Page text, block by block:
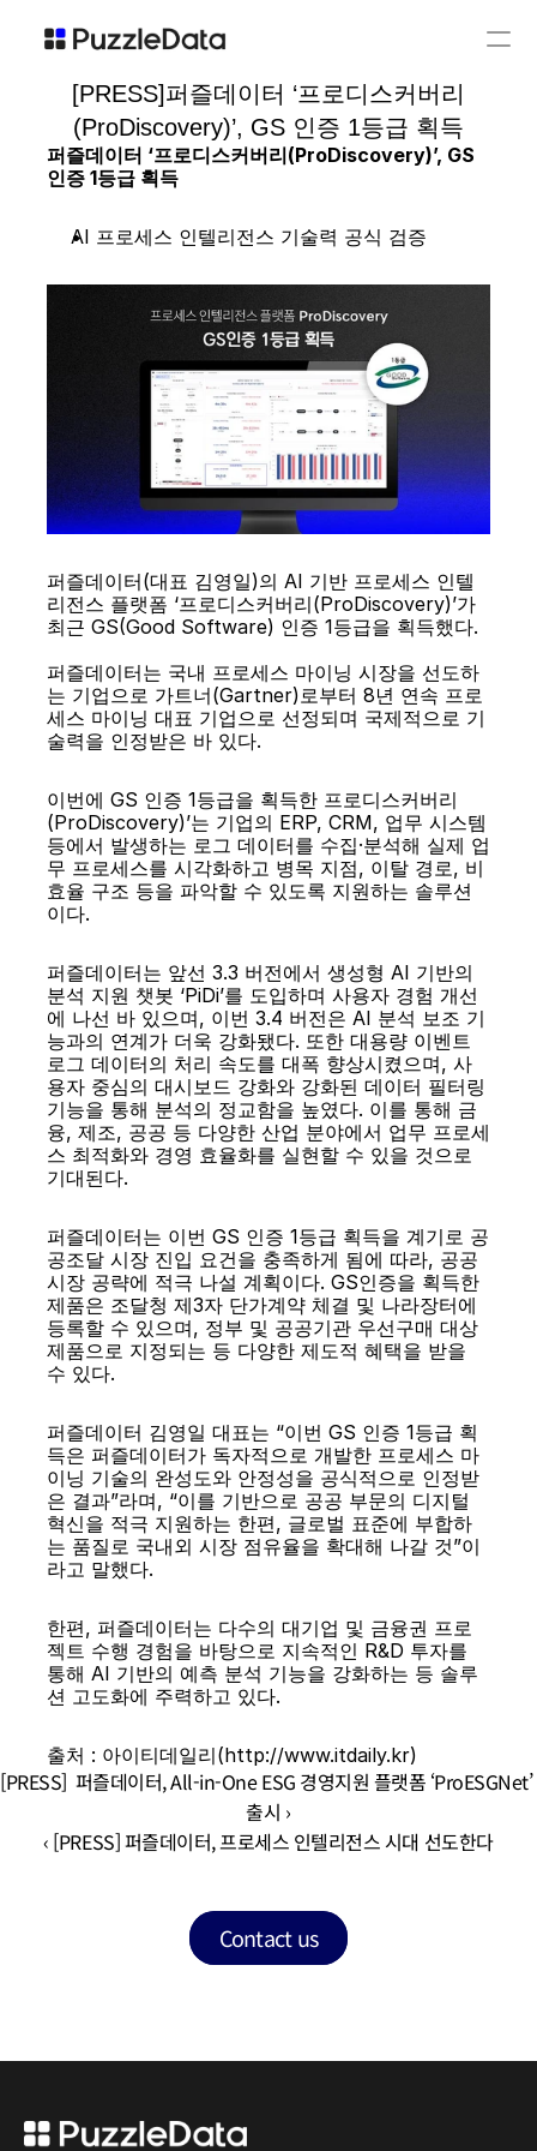
Customers
제품 특징
제품 특징
제품 특징
지속가능 경영이
리소스 센터
아카데미
Contact us
[PRESS]퍼즐데이터 ‘프로디스커버리
(ProDiscovery)’, GS 인증 1등급 획득
퍼즐데이터 ‘프로디스커버리(ProDiscovery)’, GS
인증 1등급 획득
AI 프로세스 인텔리전스 기술력 공식 검증
퍼즐데이터(대표 김영일)의 AI 기반 프로세스 인텔
리전스 플랫폼 ‘프로디스커버리(ProDiscovery)’가
최근 GS(Good Software) 인증 1등급을 획득했다.
퍼즐데이터는 국내 프로세스 마이닝 시장을 선도하
는 기업으로 가트너(Gartner)로부터 8년 연속 프로
세스 마이닝 대표 기업으로 선정되며 국제적으로 기
술력을 인정받은 바 있다.
이번에 GS 인증 1등급을 획득한 프로디스커버리
(ProDiscovery)’는 기업의 ERP, CRM, 업무 시스템
등에서 발생하는 로그 데이터를 수집·분석해 실제 업
무 프로세스를 시각화하고 병목 지점, 이탈 경로, 비
효율 구조 등을 파악할 수 있도록 지원하는 솔루션
이다.
퍼즐데이터는 앞선 3.3 버전에서 생성형 AI 기반의
분석 지원 챗봇 ‘PiDi’를 도입하며 사용자 경험 개선
에 나선 바 있으며, 이번 3.4 버전은 AI 분석 보조 기
능과의 연계가 더욱 강화됐다. 또한 대용량 이벤트
로그 데이터의 처리 속도를 대폭 향상시켰으며, 사
용자 중심의 대시보드 강화와 강화된 데이터 필터링
기능을 통해 분석의 정교함을 높였다. 이를 통해 금
융, 제조, 공공 등 다양한 산업 분야에서 업무 프로세
스 최적화와 경영 효율화를 실현할 수 있을 것으로
기대된다.
퍼즐데이터는 이번 GS 인증 1등급 획득을 계기로 공
공조달 시장 진입 요건을 충족하게 됨에 따라, 공공
시장 공략에 적극 나설 계획이다. GS인증을 획득한
제품은 조달청 제3자 단가계약 체결 및 나라장터에
등록할 수 있으며, 정부 및 공공기관 우선구매 대상
제품으로 지정되는 등 다양한 제도적 혜택을 받을
수 있다.
퍼즐데이터 김영일 대표는 “이번 GS 인증 1등급 획
득은 퍼즐데이터가 독자적으로 개발한 프로세스 마
이닝 기술의 완성도와 안정성을 공식적으로 인정받
은 결과”라며, “이를 기반으로 공공 부문의 디지털
혁신을 적극 지원하는 한편, 글로벌 표준에 부합하
는 품질로 국내외 시장 점유율을 확대해 나갈 것”이
라고 말했다.
한편, 퍼즐데이터는 다수의 대기업 및 금융권 프로
젝트 수행 경험을 바탕으로 지속적인 R&D 투자를
통해 AI 기반의 예측 분석 기능을 강화하는 등 솔루
션 고도화에 주력하고 있다.
출처 : 아이티데일리(http://www.itdaily.kr)
[PRESS]  퍼즐데이터, All-in-One ESG 경영지원 플랫폼 ‘ProESGNet’
출시 ›
‹ [PRESS] 퍼즐데이터, 프로세스 인텔리전스 시대 선도한다
Contact us